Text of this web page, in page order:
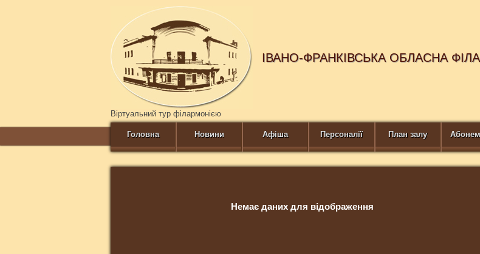
ІВАНО-ФРАНКІВСЬКА ОБЛАСНА
Віртуальний тур філармонією
Головна Новини Афіша Персоналії План залу
Немає даних для відображення